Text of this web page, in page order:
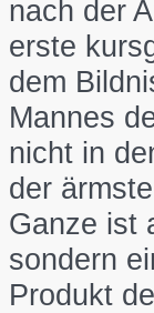
nach der
erste
dem
Mannes
nicht in
der
Ganze ist
sondern
Produkt